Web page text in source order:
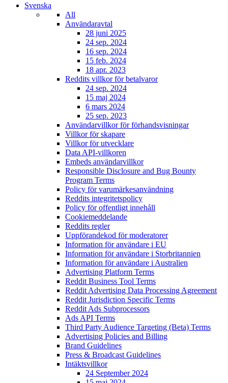
Svenska
All
Användaravtal
28 juni 2025
24 sep. 2024
16 sep. 2024
15 feb. 2024
18 apr. 2023
Reddits villkor för betalvaror
24 sep. 2024
15 maj 2024
6 mars 2024
25 sep. 2023
Användarvillkor för förhandsvisningar
Villkor för skapare
Villkor för utvecklare
Data API-villkoren
Embeds användarvillkor
Responsible Disclosure and Bug Bounty
Program Terms
Policy för varumärkesanvändning
Reddits integritetspolicy
Policy för offentligt innehåll
Cookiemeddelande
Reddits regler
Uppförandekod för moderatorer
Information för användare i EU
Information för användare i Storbritannien
Information för användare i Australien
Advertising Platform Terms
Reddit Business Tool Terms
Reddit Advertising Data Processing Agreement
Reddit Jurisdiction Specific Terms
Reddit Ads Subprocessors
Ads API Terms
Third Party Audience Targeting (Beta) Terms
Advertising Policies and Billing
Brand Guidelines
Press & Broadcast Guidelines
Intäktsvillkor
24 September 2024